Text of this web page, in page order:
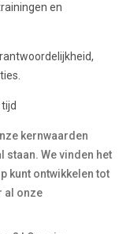
en
kernwaarden
We vinden het
kunt ontwikkelen tot
al onze